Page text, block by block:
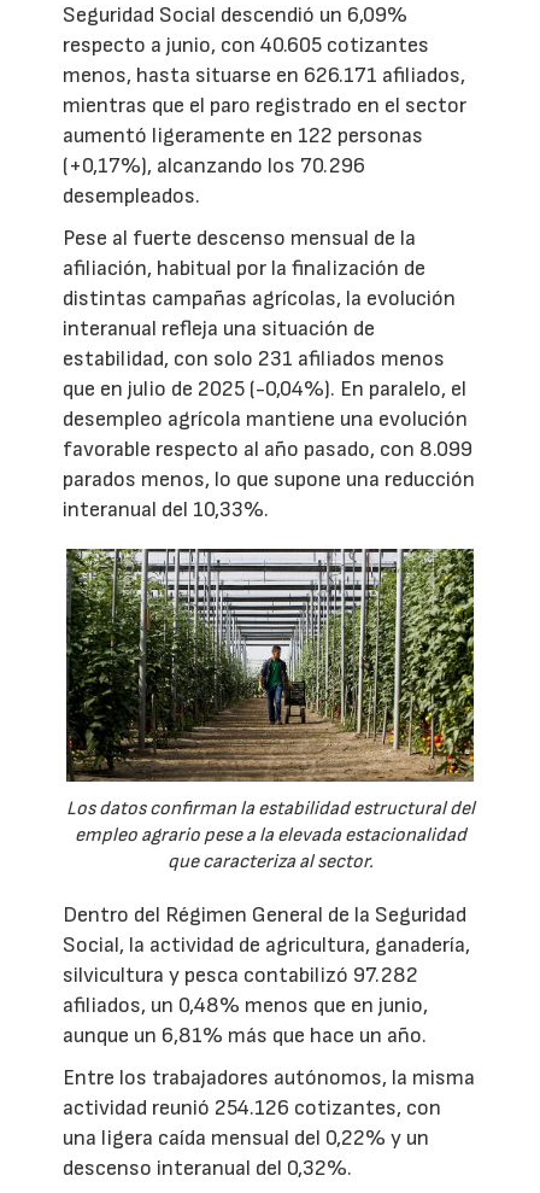
Seguridad Social descendió un 6,09%
respecto a junio, con 40.605 cotizantes
menos, hasta situarse en 626.171 afiliados,
mientras que el paro registrado en el sector
aumentó ligeramente en 122 personas
(+0,17%), alcanzando los 70.296
desempleados.
Pese al fuerte descenso mensual de la
afiliación, habitual por la finalización de
distintas campañas agrícolas, la evolución
interanual refleja una situación de
estabilidad, con solo 231 afiliados menos
que en julio de 2025 (-0,04%). En paralelo, el
desempleo agrícola mantiene una evolución
favorable respecto al año pasado, con 8.099
parados menos, lo que supone una reducción
interanual del 10,33%.
Los datos confirman la estabilidad estructural del
empleo agrario pese a la elevada estacionalidad
que caracteriza al sector.
Dentro del Régimen General de la Seguridad
Social, la actividad de agricultura, ganadería,
silvicultura y pesca contabilizó 97.282
afiliados, un 0,48% menos que en junio,
aunque un 6,81% más que hace un año.
Entre los trabajadores autónomos, la misma
actividad reunió 254.126 cotizantes, con
una ligera caída mensual del 0,22% y un
descenso interanual del 0,32%.